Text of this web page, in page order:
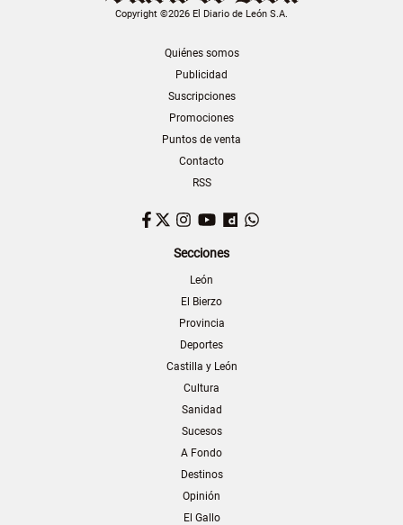
Copyright ©2026 El Diario de León S.A.
Quiénes somos
Publicidad
Suscripciones
Promociones
Puntos de venta
Contacto
RSS
Facebook
TwitterInstagram
YouTubeDailymotion
Secciones
León
El Bierzo
Provincia
Deportes
Castilla y León
Cultura
Sanidad
Sucesos
A Fondo
Destinos
Opinión
El Gallo